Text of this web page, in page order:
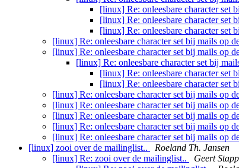
[linux] Re: onleesbare character set
[linux] Re: onleesbare character set
[linux] Re: onleesbare character set
[linux] Re: onleesbare character set bij mails op
[linux] Re: onleesbare character set bij mails op
[linux] Re: onleesbare character set bij
[linux] Re: onleesbare character set
[linux] Re: onleesbare character set
[linux] Re: onleesbare character set bij mails op
[linux] Re: onleesbare character set bij mails op
[linux] Re: onleesbare character set bij mails op
[linux] Re: onleesbare character set bij mails op
[linux] Re: onleesbare character set bij mails op
[linux] zooi over de mailinglist..
Roeland Th. Jansen
[linux] Re: zooi over de mailinglist..
Geert